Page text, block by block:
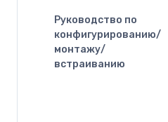
Руководство по
конфигурированию/
монтажу/
встраиванию